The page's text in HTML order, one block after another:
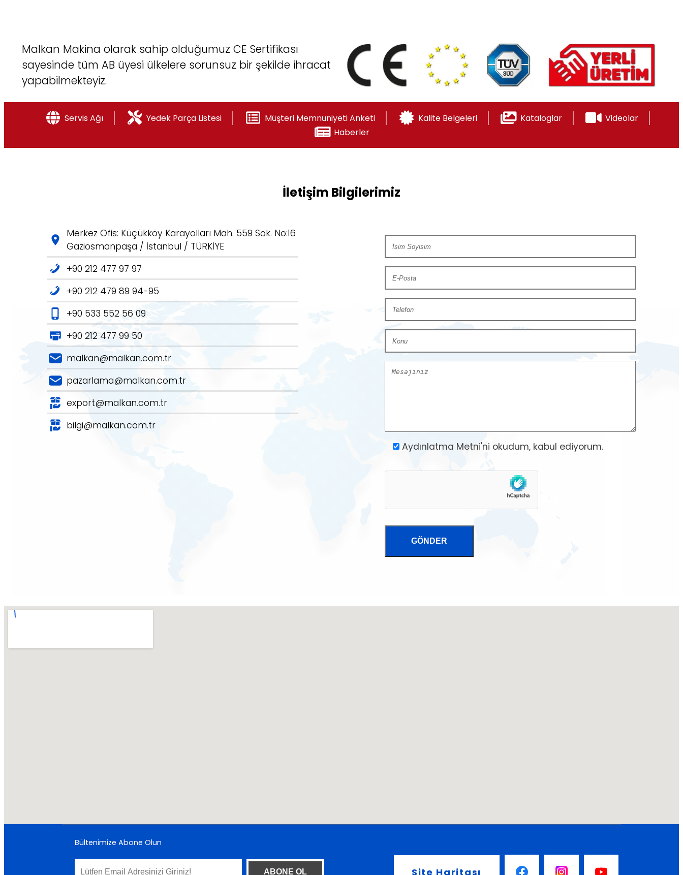
Malkan Makina olarak sahip olduğumuz CE Sertifikası
sayesinde tüm AB üyesi ülkelere sorunsuz bir şekilde ihracat
yapabilmekteyiz.
Servis Ağı Yedek Parça Listesi Müşteri Memnuniyeti Anketi Kalite Belgeleri Kataloglar
Videolar
Haberler
İletişim Bilgilerimiz
Merkez Ofis: Küçükköy Karayolları Mah. 559 Sok. No:16
Gaziosmanpaşa / İstanbul / TÜRKİYE
+90 212 477 97 97
+90 212 479 89 94-95
+90 533 552 56 09
+90 212 477 99 50
malkan@malkan.com.tr
pazarlama@malkan.com.tr
export@malkan.com.tr
bilgi@malkan.com.tr
Aydınlatma Metni'ni okudum, kabul ediyorum.
Bültenimize Abone Olun
Site Haritası